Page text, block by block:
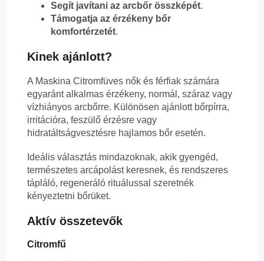
Segít javítani az arcbőr összképét.
Támogatja az érzékeny bőr
komfortérzetét.
Kinek ajánlott?
A Maskina Citromfüves nők és férfiak számára
egyaránt alkalmas érzékeny, normál, száraz vagy
vízhiányos arcbőrre. Különösen ajánlott bőrpírra,
irritációra, feszülő érzésre vagy
hidratáltságvesztésre hajlamos bőr esetén.
Ideális választás mindazoknak, akik gyengéd,
természetes arcápolást keresnek, és rendszeres
tápláló, regeneráló rituálussal szeretnék
kényeztetni bőrüket.
Aktív összetevők
Citromfű